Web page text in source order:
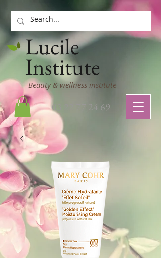
Lucile
Institute
Beauty & wellness institute
03 22 77 24 69